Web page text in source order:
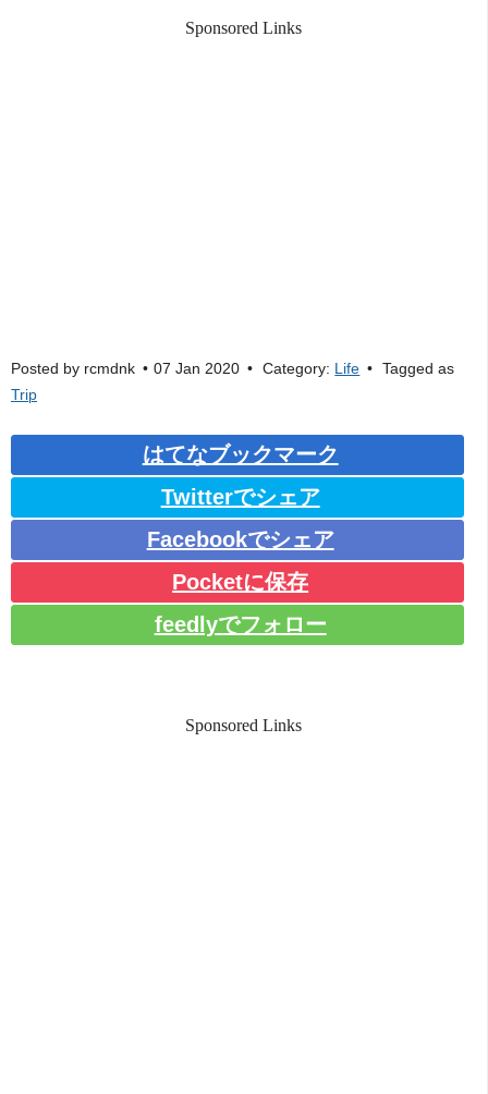
Sponsored Links
Posted by rcmdnk 07 Jan 2020 Category: Life
Tagged as
Trip
はてなブックマーク
Twitterでシェア
Facebookでシェア
Pocketに保存
feedlyでフォロー
Sponsored Links